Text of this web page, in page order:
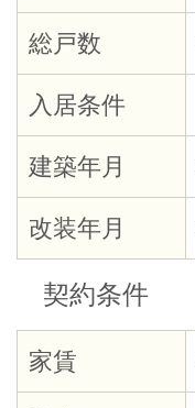
総戸数
入居条件
建築年月
改装年月
契約条件
家賃